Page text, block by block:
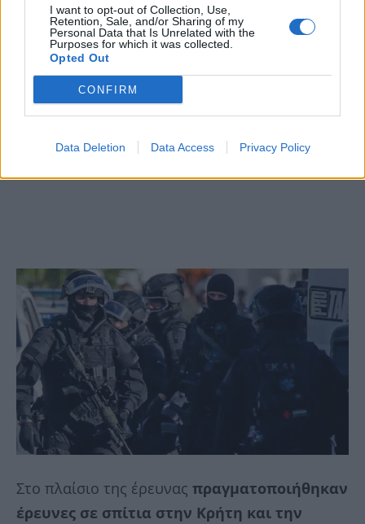
I want to opt-out of Collection, Use,
Retention, Sale, and/or Sharing of my
Personal Data that Is Unrelated with the
Purposes for which it was collected.
Opted Out
CONFIRM
Data Deletion Data Access Privacy Policy
Στο πλαίσιο της έρευνας πραγματοποιήθηκαν
έρευνες σε σπίτια στην Κρήτη και την